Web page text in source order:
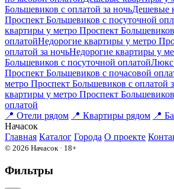
Большевиков с оплатой за ночьДешевые
Проспект Большевиков c посуточной
квартиры у метро Проспект
оплатойНедорогие квартиры у метро
оплатой за ночьНедорогие квартиры у
Большевиков c посуточной оплатойЛюкс
Проспект Большевиков c почасовой
метро Проспект Большевиков с оплатой
квартиры у метро Проспект
оплатой
📍 Отели рядом 📍 Квартиры рядом 📍
Начасок
Главная Каталог Города О проекте
© 2026 Начасок · 18+
Фильтры